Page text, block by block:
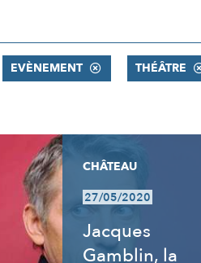
EVÈNEMENT THÉÂTRE
CHÂTEAU
27/05/2020
Jacques
Gamblin, la